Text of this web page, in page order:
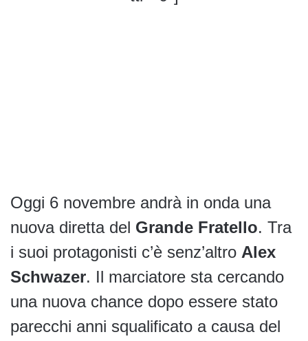
Oggi 6 novembre andrà in onda una
nuova diretta del Grande Fratello. Tra
i suoi protagonisti c’è senz’altro Alex
Schwazer. Il marciatore sta cercando
una nuova chance dopo essere stato
parecchi anni squalificato a causa del